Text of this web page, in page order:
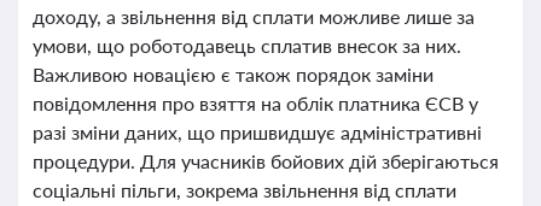
доходу, а звільнення від сплати можливе лише за
умови, що роботодавець сплатив внесок за них.
Важливою новацією є також порядок заміни
повідомлення про взяття на облік платника ЄСВ у
разі зміни даних, що пришвидшує адміністративні
процедури. Для учасників бойових дій зберігаються
соціальні пільги, зокрема звільнення від сплати